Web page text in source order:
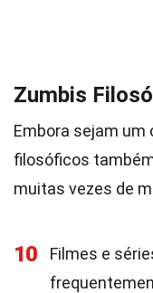
Zumbis
Embora sejam
filosóficos
muitas vezes de
10
Filmes e